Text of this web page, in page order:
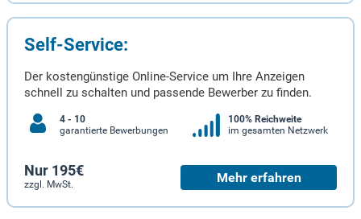
Self-Service:
Der kostengünstige Online-Service um Ihre Anzeigen
schnell zu schalten und passende Bewerber zu finden.
4 - 10
garantierte Bewerbungen
100% Reichweite
im gesamten Netzwerk
Nur 195€
zzgl. MwSt. Mehr erfahren